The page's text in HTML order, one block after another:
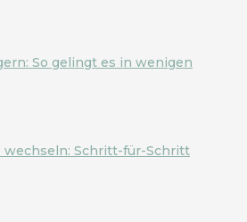
So gelingt es in wenigen
Schritt-für-Schritt